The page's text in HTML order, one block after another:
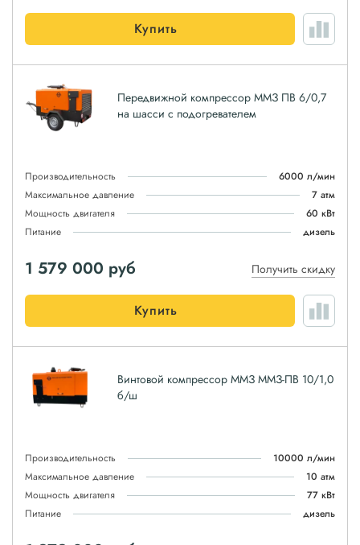
Купить
Передвижной компрессор ММЗ ПВ 6/0,7
на шасси с подогревателем
Производительность
6000 л/мин
Максимальное давление
7 атм
Мощность двигателя
60 кВт
Питание
дизель
1 579 000 руб Получить скидку
Купить
Винтовой компрессор ММЗ ММЗ-ПВ 10/1,0
б/ш
Производительность
10000 л/мин
Максимальное давление
10 атм
Мощность двигателя
77 кВт
Питание
дизель